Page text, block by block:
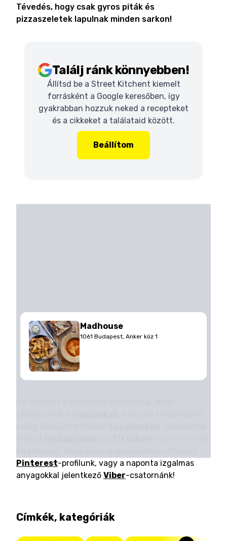
Tévedés, hogy csak gyros piták és
pizzaszeletek lapulnak minden sarkon!
Találj ránk könnyebben!
Állítsd be a Street Kitchent kiemelt
forrásként a Google keresőben, így
gyakrabban hozzuk neked a recepteket
és a cikkeket a találataid között.
Beállítom
Madhouse
1061 Budapest, Anker köz 1
Pinterest-profilunk, vagy a naponta izgalmas
anyagokkal jelentkező Viber-csatornánk!
Címkék, kategóriák